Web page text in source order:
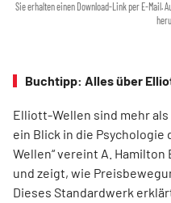
Sie erhalten einen Download-Link per E-Mail.
Buchtipp: Alles über
Elliott-Wellen sind mehr
ein Blick in die Psychologie
Wellen“ vereint A.
und zeigt, wie
Dieses Standardwerk